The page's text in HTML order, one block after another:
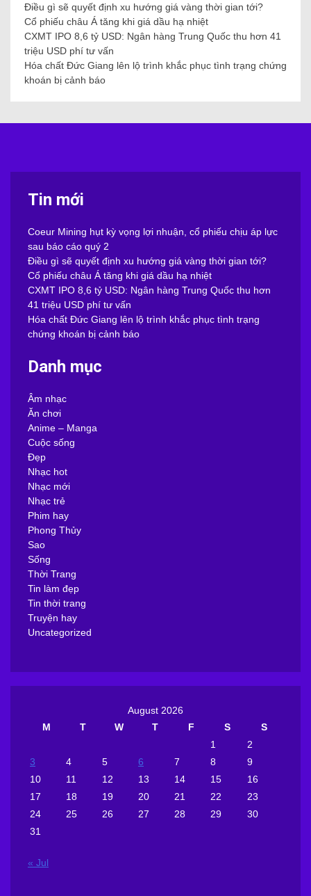
Điều gì sẽ quyết định xu hướng giá vàng thời gian tới?
Cổ phiếu châu Á tăng khi giá dầu hạ nhiệt
CXMT IPO 8,6 tỷ USD: Ngân hàng Trung Quốc thu hơn 41
triệu USD phí tư vấn
Hóa chất Đức Giang lên lộ trình khắc phục tình trạng chứng
khoán bị cảnh báo
Tin mới
Coeur Mining hụt kỳ vọng lợi nhuận, cổ phiếu chịu áp lực
sau báo cáo quý 2
Điều gì sẽ quyết định xu hướng giá vàng thời gian tới?
Cổ phiếu châu Á tăng khi giá dầu hạ nhiệt
CXMT IPO 8,6 tỷ USD: Ngân hàng Trung Quốc thu hơn
41 triệu USD phí tư vấn
Hóa chất Đức Giang lên lộ trình khắc phục tình trạng
chứng khoán bị cảnh báo
Danh mục
Âm nhạc
Ăn chơi
Anime – Manga
Cuộc sống
Đẹp
Nhạc hot
Nhạc mới
Nhạc trẻ
Phim hay
Phong Thủy
Sao
Sống
Thời Trang
Tin làm đẹp
Tin thời trang
Truyện hay
Uncategorized
August 2026
M
T W T F S
S
1
2
3
4 5 6 7 8
9
10
11 12 13 14 15
16
17
18 19 20 21 22
23
24
25 26 27 28 29
30
31
« Jul